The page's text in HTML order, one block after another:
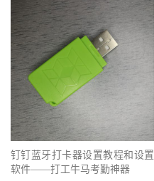
钉钉蓝牙打卡器设置教程和设置
软件——打工牛马考勤神器